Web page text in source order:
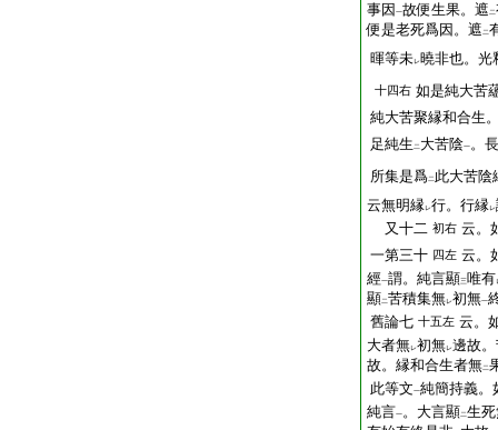
事因 一故便生果。遮 二
便是老死爲因。遮 二
暉等未レ曉非也。光
十四右 如是純大苦
純大苦聚縁和合生
足純生 二 大苦陰一。
所集是爲二 此大苦陰
云無明縁レ行。行縁レ
又十二 初右 云。
一第三十 四左 云。
經一謂。純言顯三唯有
顯二苦積集無レ初無一
舊論七 十五左 云。
大者無レ初無レ邊故
故。縁和合生者無二
此等文一純簡持義。
純言一。大言顯二生